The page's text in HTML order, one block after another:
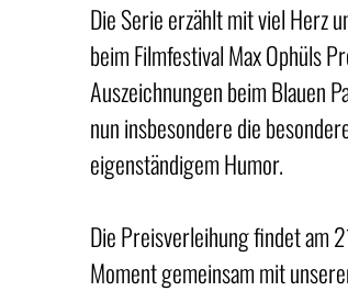
Die Serie erzählt mit viel Herz
beim Filmfestival Max Ophüls
Auszeichnungen beim Blauen
nun insbesondere die
eigenständigem Humor.
Die Preisverleihung findet am
Moment gemeinsam mit